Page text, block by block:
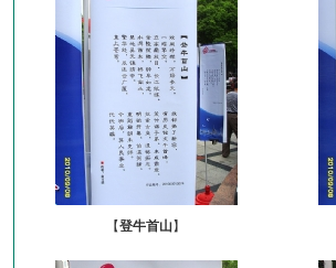
【登牛首山】